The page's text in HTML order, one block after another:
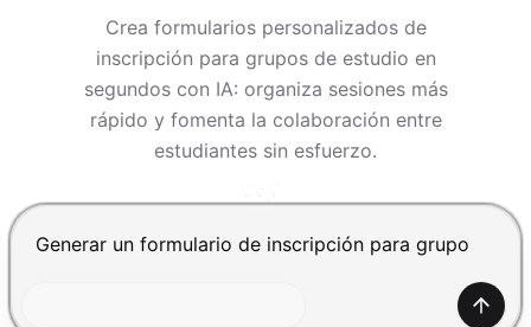
INICIAR SESIÓN
PROBAR GRATIS
Crea formularios personalizados de
inscripción para grupos de estudio en
segundos con IA: organiza sesiones más
rápido y fomenta la colaboración entre
estudiantes sin esfuerzo.
Presiona Enter para enviar, Shift+Enter para añadir